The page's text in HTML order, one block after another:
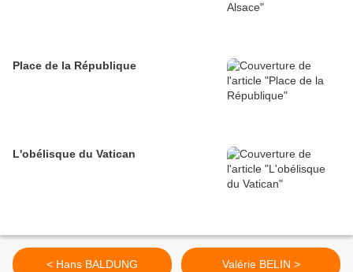
Place de la République
L'obélisque du Vatican
< Hans BALDUNG Valérie BELIN >